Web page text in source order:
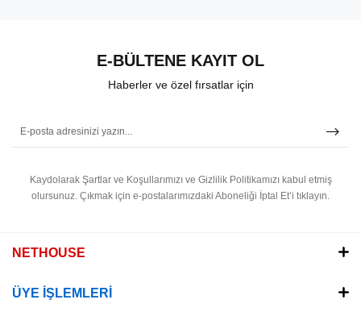
E-BÜLTENE KAYIT OL
Haberler ve özel fırsatlar için
Kaydolarak Şartlar ve Koşullarımızı ve Gizlilik Politikamızı kabul etmiş
olursunuz. Çıkmak için e-postalarımızdaki Aboneliği İptal Et’i tıklayın.
NETHOUSE
ÜYE İŞLEMLERİ